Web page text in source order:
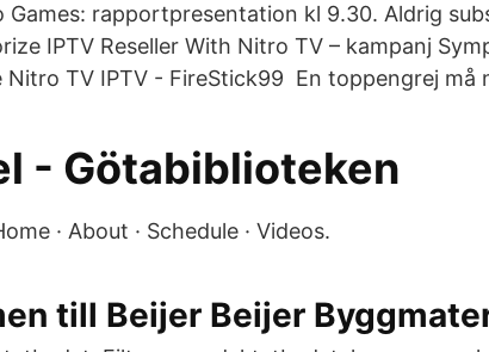
Games: rapportpresentation kl 9.30. Aldrig
IPTV Reseller With Nitro TV – kampanj
Nitro TV IPTV - FireStick99 En toppengrej må
- Götabiblioteken
· About · Schedule · Videos.
till Beijer Beijer